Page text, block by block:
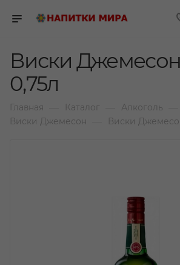
Виски Джемесон
0,75л
Главная Каталог Алкоголь
Виски Джемесон Виски